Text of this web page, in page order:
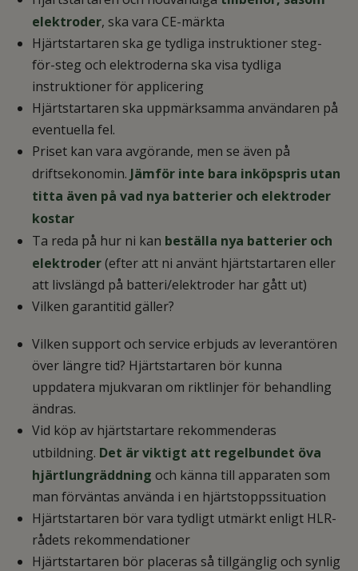
elektroder, ska vara CE-märkta
Hjärtstartaren ska ge tydliga instruktioner steg-
för-steg och elektroderna ska visa tydliga
instruktioner för applicering
Hjärtstartaren ska uppmärksamma användaren på
eventuella fel.
Priset kan vara avgörande, men se även på
driftsekonomin. Jämför inte bara inköpspris utan
titta även på vad nya batterier och elektroder
kostar
Ta reda på hur ni kan beställa nya batterier och
elektroder(efter att ni använt hjärtstartaren eller
att livslängd på batteri/elektroder har gått ut)
Vilken garantitid gäller?
Vilken support och service erbjuds av leverantören
över längre tid? Hjärtstartaren bör kunna
uppdatera mjukvaran om riktlinjer för behandling
ändras.
Vid köp av hjärtstartare rekommenderas
utbildning. Det är viktigt att regelbundet öva
hjärtlungräddning och känna till apparaten som
man förväntas använda i en hjärtstoppssituation
Hjärtstartaren bör vara tydligt utmärkt enligt HLR-
rådets rekommendationer
Hjärtstartaren bör placeras så tillgänglig och synlig